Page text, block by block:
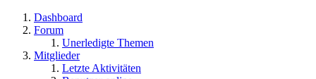
Dashboard
Forum
Unerledigte Themen
Mitglieder
Letzte Aktivitäten